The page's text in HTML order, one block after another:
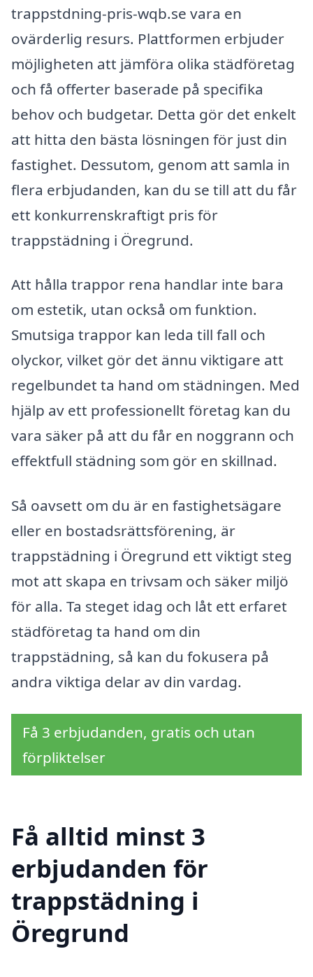
trappstdning-pris-wqb.se vara en
ovärderlig resurs. Plattformen erbjuder
möjligheten att jämföra olika städföretag
och få offerter baserade på specifika
behov och budgetar. Detta gör det enkelt
att hitta den bästa lösningen för just din
fastighet. Dessutom, genom att samla in
flera erbjudanden, kan du se till att du får
ett konkurrenskraftigt pris för
trappstädning i Öregrund.
Att hålla trappor rena handlar inte bara
om estetik, utan också om funktion.
Smutsiga trappor kan leda till fall och
olyckor, vilket gör det ännu viktigare att
regelbundet ta hand om städningen. Med
hjälp av ett professionellt företag kan du
vara säker på att du får en noggrann och
effektfull städning som gör en skillnad.
Så oavsett om du är en fastighetsägare
eller en bostadsrättsförening, är
trappstädning i Öregrund ett viktigt steg
mot att skapa en trivsam och säker miljö
för alla. Ta steget idag och låt ett erfaret
städföretag ta hand om din
trappstädning, så kan du fokusera på
andra viktiga delar av din vardag.
Få 3 erbjudanden, gratis och utan
förpliktelser
Få alltid minst 3
erbjudanden för
trappstädning i
Öregrund